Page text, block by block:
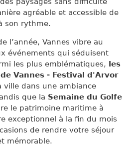
agréable et accessible de
son rythme.
l’année, Vannes vibre au
événements qui séduisent
les plus emblématiques, les
Vannes - Festival d'Arvor
ville dans une ambiance
que la Semaine du Golfe
le patrimoine maritime à
exceptionnel à la fin du mois
de rendre votre séjour
mémorable.